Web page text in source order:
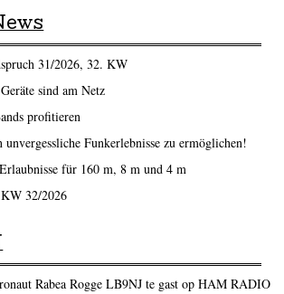
31/2026, 32. KW
sind am Netz
profitieren
Funkerlebnisse zu ermöglichen!
für 160 m, 8 m und 4 m
32/2026
Rabea Rogge LB9NJ te gast op HAM RADIO